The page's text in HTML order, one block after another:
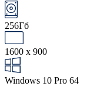
256Гб
1600 x 900
Windows 10 Pro 64